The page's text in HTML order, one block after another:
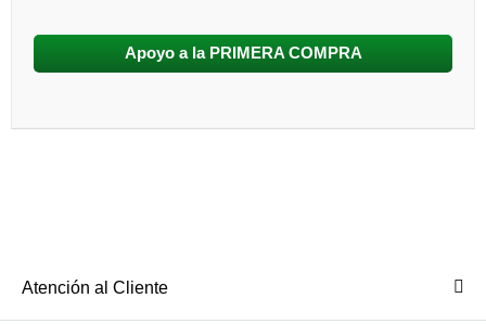
Apoyo a la PRIMERA COMPRA
Atención al Cliente